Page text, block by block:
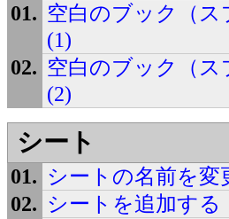
空白のブック（
(1)
空白のブック（
(2)
シート
シートの名前を変
シートを追加する